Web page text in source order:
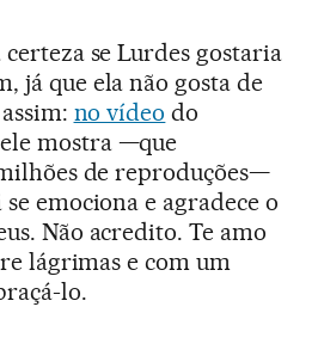
se Lurdes gostaria
já que ela não gosta de
no vídeo do
mostra —que
de reproduções—
emociona e agradece o
Não acredito. Te amo
lágrimas e com um
lo.